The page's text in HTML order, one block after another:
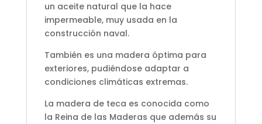
un aceite natural que la hace
impermeable, muy usada en la
construcción naval.
También es una madera óptima para
exteriores, pudiéndose adaptar a
condiciones climáticas extremas.
La madera de teca es conocida como
la Reina de las Maderas que además su